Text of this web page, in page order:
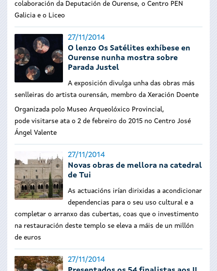
colaboración da Deputación de Ourense, o Centro PEN
Galicia e o Liceo
27/11/2014
O lenzo Os Satélites exhíbese en
Ourense nunha mostra sobre
Parada Justel
A exposición divulga unha das obras más
senlleiras do artista ourensán, membro da Xeración Doente
Organizada polo Museo Arqueolóxico Provincial,
pode visitarse ata o 2 de febreiro do 2015 no Centro José
Ángel Valente
27/11/2014
Novas obras de mellora na catedral
de Tui
As actuacións irían dirixidas a acondicionar
dependencias para o seu uso cultural e a
completar o arranxo das cubertas, coas que o investimento
na restauración deste templo se eleva a máis de un millón
de euros
27/11/2014